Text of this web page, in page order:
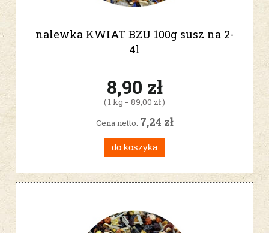
nalewka KWIAT BZU 100g susz na 2-
4l
8,90 zł
( 1 kg = 89,00 zł )
Cena netto: 7,24 zł
do koszyka